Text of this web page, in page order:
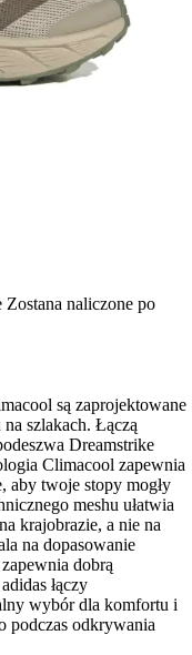
Zostana naliczone po
są zaprojektowane
szlakach. Łączą
Dreamstrike
Climacool zapewnia
aby twoje stopy mogły
meshu ułatwia
krajobrazie, a nie na
na dopasowanie
dobrą
łączy
wybór dla komfortu i
podczas odkrywania